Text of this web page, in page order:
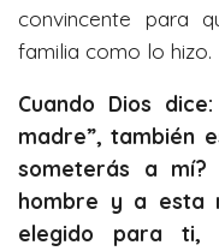
convincente para
familia como lo hizo.
Cuando Dios
madre”, también
someterás a mí?
hombre y a esta
elegido para ti,